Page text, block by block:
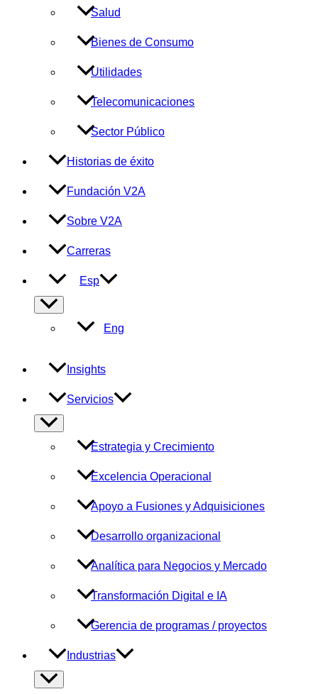
Salud
Bienes de Consumo
Utilidades
Telecomunicaciones
Sector Público
Historias de éxito
Fundación V2A
Sobre V2A
Carreras
Esp
Alternar
menú
Eng
Insights
Servicios
Alternar
menú
Estrategia y Crecimiento
Excelencia Operacional
Apoyo a Fusiones y Adquisiciones
Desarrollo organizacional
Analítica para Negocios y Mercado
Transformación Digital e IA
Gerencia de programas / proyectos
Industrias
Alternar
menú